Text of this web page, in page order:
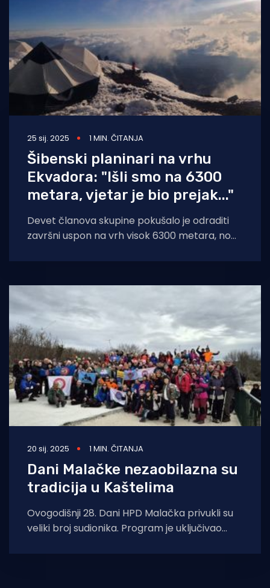
25 sij. 2025 1 MIN. ČITANJA
Šibenski planinari na vrhu
Ekvadora: "Išli smo na 6300
metara, vjetar je bio prejak..."
Devet članova skupine pokušalo je odraditi
završni uspon na vrh visok 6300 metara, no
20 sij. 2025 1 MIN. ČITANJA
Dani Malačke nezaobilazna su
tradicija u Kaštelima
Ovogodišnji 28. Dani HPD Malačka privukli su
veliki broj sudionika. Program je uključivao
izlet